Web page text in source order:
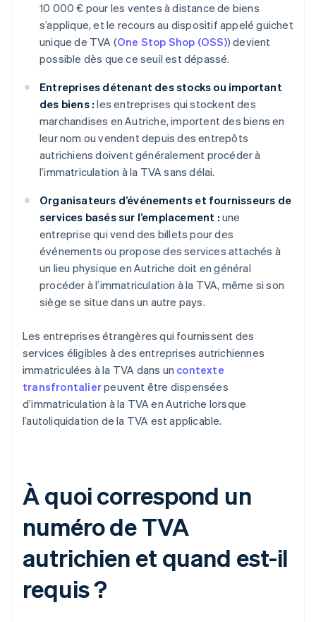
10 000 € pour les ventes à distance de biens
s’applique, et le recours au dispositif appelé guichet
unique de TVA (One Stop Shop (OSS)) devient
possible dès que ce seuil est dépassé.
Entreprises détenant des stocks ou important
des biens : les entreprises qui stockent des
marchandises en Autriche, importent des biens en
leur nom ou vendent depuis des entrepôts
autrichiens doivent généralement procéder à
l’immatriculation à la TVA sans délai.
Organisateurs d’événements et fournisseurs de
services basés sur l’emplacement : une
entreprise qui vend des billets pour des
événements ou propose des services attachés à
un lieu physique en Autriche doit en général
procéder à l’immatriculation à la TVA, même si son
siège se situe dans un autre pays.
Les entreprises étrangères qui fournissent des
services éligibles à des entreprises autrichiennes
immatriculées à la TVA dans un contexte
transfrontalierpeuvent être dispensées
d’immatriculation à la TVA en Autriche lorsque
l’autoliquidation de la TVA est applicable.
À quoi correspond un
numéro de TVA
autrichien et quand est-il
requis ?